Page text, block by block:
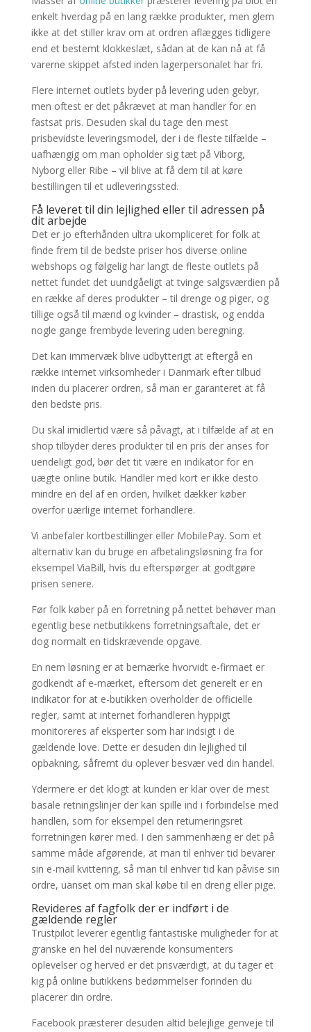
enkelt hverdag på en lang række produkter, men glem
ikke at det stiller krav om at ordren aflægges tidligere
end et bestemt klokkeslæt, sådan at de kan nå at få
varerne skippet afsted inden lagerpersonalet har fri.
Flere internet outlets byder på levering uden gebyr,
men oftest er det påkrævet at man handler for en
fastsat pris. Desuden skal du tage den mest
prisbevidste leveringsmodel, der i de fleste tilfælde –
uafhængig om man opholder sig tæt på Viborg,
Nyborg eller Ribe – vil blive at få dem til at køre
bestillingen til et udleveringssted.
Få leveret til din lejlighed eller til adressen på
dit arbejde
Det er jo efterhånden ultra ukompliceret for folk at
finde frem til de bedste priser hos diverse online
webshops og følgelig har langt de fleste outlets på
nettet fundet det uundgåeligt at tvinge salgsværdien på
en række af deres produkter – til drenge og piger, og
tillige også til mænd og kvinder – drastisk, og endda
nogle gange frembyde levering uden beregning.
Det kan immervæk blive udbytterigt at eftergå en
række internet virksomheder i Danmark efter tilbud
inden du placerer ordren, så man er garanteret at få
den bedste pris.
Du skal imidlertid være så påvagt, at i tilfælde af at en
shop tilbyder deres produkter til en pris der anses for
uendeligt god, bør det tit være en indikator for en
uægte online butik. Handler med kort er ikke desto
mindre en del af en orden, hvilket dækker køber
overfor uærlige internet forhandlere.
Vi anbefaler kortbestillinger eller MobilePay. Som et
alternativ kan du bruge en afbetalingsløsning fra for
eksempel ViaBill, hvis du efterspørger at godtgøre
prisen senere.
Før folk køber på en forretning på nettet behøver man
egentlig bese netbutikkens forretningsaftale, det er
dog normalt en tidskrævende opgave.
En nem løsning er at bemærke hvorvidt e-firmaet er
godkendt af e-mærket, eftersom det generelt er en
indikator for at e-butikken overholder de officielle
regler, samt at internet forhandleren hyppigt
monitoreres af eksperter som har indsigt i de
gældende love. Dette er desuden din lejlighed til
opbakning, såfremt du oplever besvær ved din handel.
Ydermere er det klogt at kunden er klar over de mest
basale retningslinjer der kan spille ind i forbindelse med
handlen, som for eksempel den returneringsret
forretningen kører med. I den sammenhæng er det på
samme måde afgørende, at man til enhver tid bevarer
sin e-mail kvittering, så man til enhver tid kan påvise sin
ordre, uanset om man skal købe til en dreng eller pige.
Revideres af fagfolk der er indført i de
gældende regler
Trustpilot leverer egentlig fantastiske muligheder for at
granske en hel del nuværende konsumenters
oplevelser og herved er det prisværdigt, at du tager et
kig på online butikkens bedømmelser forinden du
placerer din ordre.
Facebook præsterer desuden altid belejlige genveje til